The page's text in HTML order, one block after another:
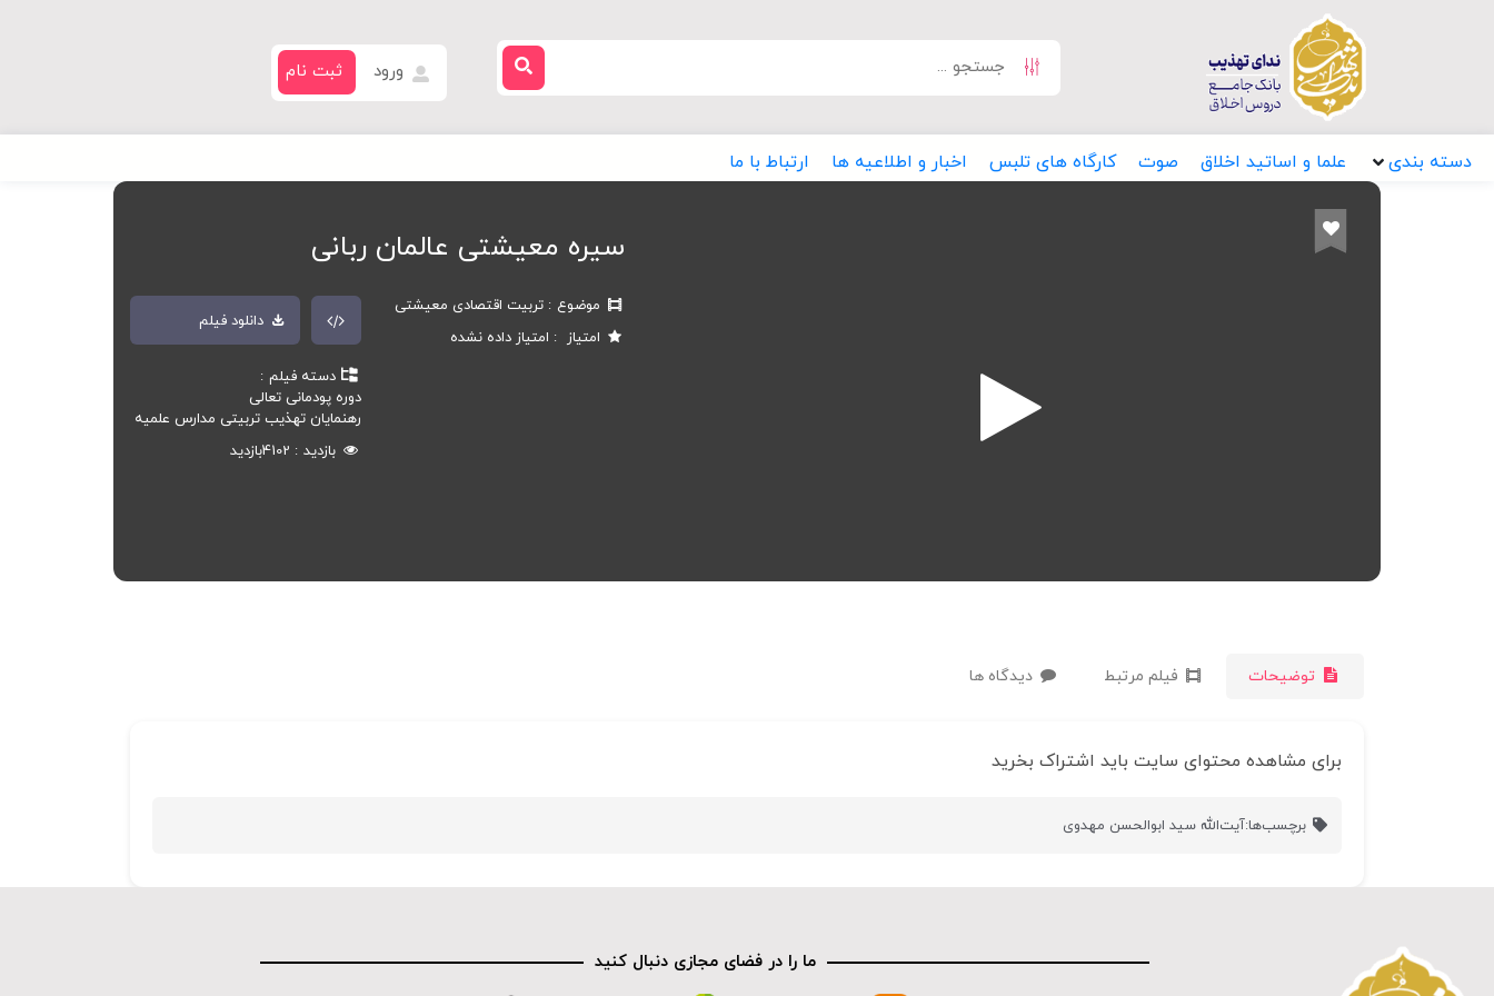
ورود ثبت نام
دسته بندی علما و اساتید اخلاق صوت کارگاه های تلبس اخبار و اطلاعیه ها ارتباط با ما
سیره معیشتی عالمان ربانی
موضوع
تربیت اقتصادی معیشتی
امتیاز
امتیاز داده نشده
دانلود فیلم
دسته فیلم
دوره پودمانی تعالی
رهنمایان تهذیب تربیتی مدارس علمیه
بازدید
4102بازدید
توضیحات فیلم مرتبط دیدگاه ها
برای مشاهده محتوای سایت باید اشتراک بخرید
برچسب‌ها:آیت‌الله سید ابوالحسن مهدوی
ما را در فضای مجازی دنبال کنید